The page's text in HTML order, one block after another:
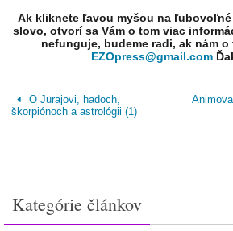
Ak kliknete ľavou myšou na ľubovoľné
slovo, otvorí sa Vám o tom viac
nefunguje, budeme radi, ak nám
EZOpress@gmail.com
O Jurajovi, hadoch,
škorpiónoch a astrológii (1)
Kategórie článkov